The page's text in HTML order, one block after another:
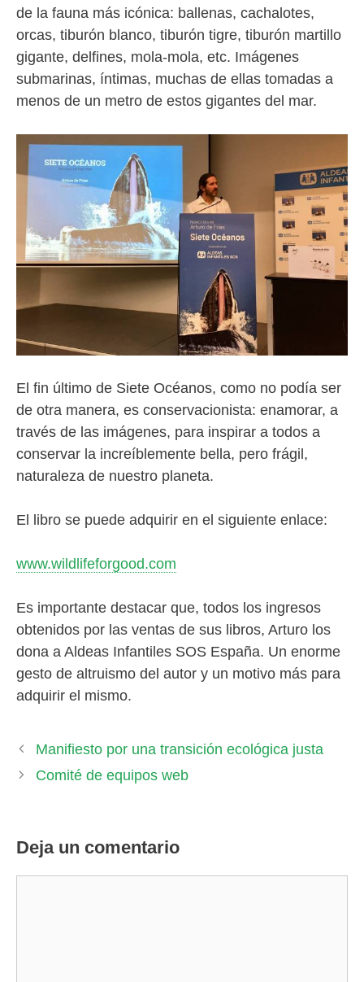
de la fauna más icónica: ballenas, cachalotes,
orcas, tiburón blanco, tiburón tigre, tiburón martillo
gigante, delfines, mola-mola, etc. Imágenes
submarinas, íntimas, muchas de ellas tomadas a
menos de un metro de estos gigantes del mar.
El fin último de Siete Océanos, como no podía ser
de otra manera, es conservacionista: enamorar, a
través de las imágenes, para inspirar a todos a
conservar la increíblemente bella, pero frágil,
naturaleza de nuestro planeta.
El libro se puede adquirir en el siguiente enlace:
www.wildlifeforgood.com
Es importante destacar que, todos los ingresos
obtenidos por las ventas de sus libros, Arturo los
dona a Aldeas Infantiles SOS España. Un enorme
gesto de altruismo del autor y un motivo más para
adquirir el mismo.
Manifiesto por una transición ecológica justa
Comité de equipos web
Deja un comentario